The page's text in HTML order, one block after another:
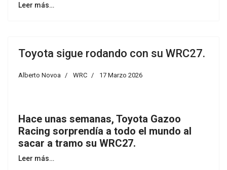
Leer más…
Toyota sigue rodando con su WRC27.
Alberto Novoa WRC 17 Marzo 2026
Hace unas semanas, Toyota Gazoo
Racing sorprendía a todo el mundo al
sacar a tramo su WRC27.
Leer más…